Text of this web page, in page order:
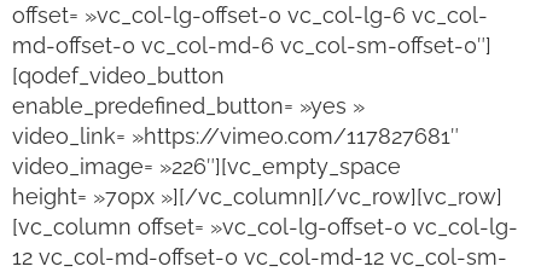
offset= »vc_col-lg-offset-0 vc_col-lg-6 vc_col-
md-offset-0 vc_col-md-6 vc_col-sm-offset-0″]
[qodef_video_button
enable_predefined_button= »yes »
video_link= »https://vimeo.com/117827681″
video_image= »226″][vc_empty_space
height= »70px »][/vc_column][/vc_row][vc_row]
[vc_column offset= »vc_col-lg-offset-0 vc_col-lg-
12 vc_col-md-offset-0 vc_col-md-12 vc_col-sm-